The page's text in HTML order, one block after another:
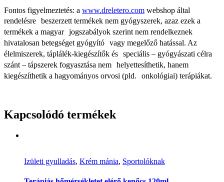
Fontos figyelmeztetés: a www.dreletero.com webshop által
rendelésre beszerzett termékek nem gyógyszerek, azaz ezek a
termékek a magyar jogszabályok szerint nem rendelkeznek
hivatalosan betegséget gyógyító vagy megelőző hatással. Az
élelmiszerek, táplálék-kiegészítők és speciális – gyógyászati célra
szánt – tápszerek fogyasztása nem helyettesíthetik, hanem
kiegészíthetik a hagyományos orvosi (pld. onkológiai) terápiákat.
Kapcsolódó termékek
Izületi gyulladás, Krém mánia, Sportolóknak